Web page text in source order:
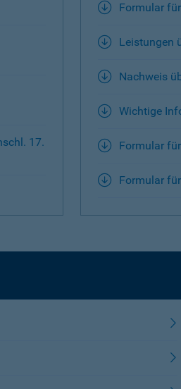
17.
Formular
Leistungen
Nachweis
Wichtige
Formular
Formular